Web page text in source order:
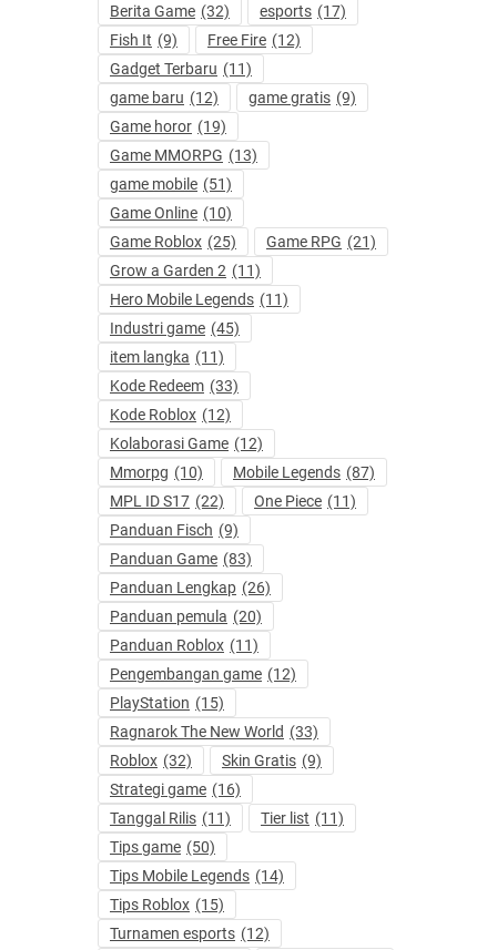
Berita Game (32) esports (17)
Fish It (9) Free Fire (12)
Gadget Terbaru (11)
game baru (12) game gratis (9)
Game horor (19)
Game MMORPG (13)
game mobile (51)
Game Online (10)
Game Roblox (25) Game RPG (21)
Grow a Garden 2 (11)
Hero Mobile Legends (11)
Industri game (45)
item langka (11)
Kode Redeem (33)
Kode Roblox (12)
Kolaborasi Game (12)
Mmorpg (10) Mobile Legends (87)
MPL ID S17 (22) One Piece (11)
Panduan Fisch (9)
Panduan Game (83)
Panduan Lengkap (26)
Panduan pemula (20)
Panduan Roblox (11)
Pengembangan game (12)
PlayStation (15)
Ragnarok The New World (33)
Roblox (32) Skin Gratis (9)
Strategi game (16)
Tanggal Rilis (11) Tier list (11)
Tips game (50)
Tips Mobile Legends (14)
Tips Roblox (15)
Turnamen esports (12)